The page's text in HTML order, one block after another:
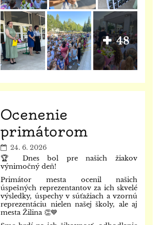
48
Ocenenie
primátorom
24. 6. 2026
🏆 Dnes bol pre našich žiakov
výnimočný deň!
Primátor mesta ocenil našich
úspešných reprezentantov za ich skvelé
výsledky, úspechy v súťažiach a vzornú
reprezentáciu nielen našej školy, ale aj
mesta Žilina 👏💙